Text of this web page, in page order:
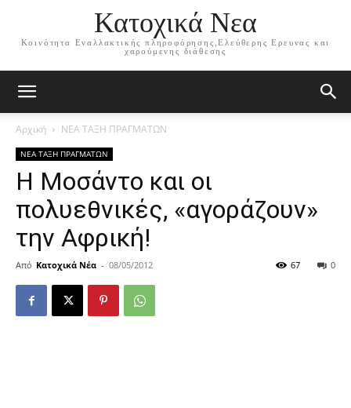
Κατοχικά Νεα
Κοινότητα Εναλλακτικής πληροφόρησης,Ελεύθερης Ερευνας και
χαρούμενης διάθεσης
Αρχική ΝΕΑ ΤΑΞΗ ΠΡΑΓΜΑΤΩΝ
ΝΕΑ ΤΑΞΗ ΠΡΑΓΜΑΤΩΝ
Η Μοσάντο και οι
πολυεθνικές, «αγοράζουν»
την Αφρική!
Από Κατοχικά Νέα - 08/05/2012 0
67